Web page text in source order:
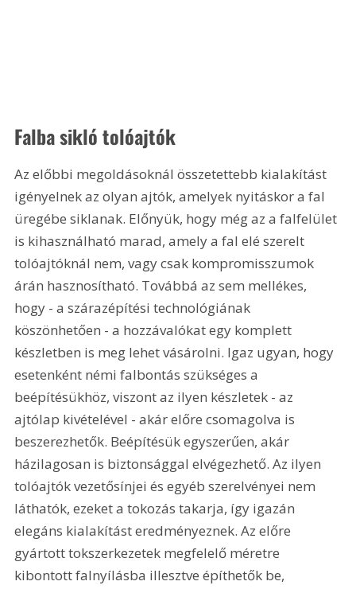
Falba sikló tolóajtók
Az előbbi megoldásoknál összetettebb kialakítást
igényelnek az olyan ajtók, amelyek nyitáskor a fal
üregébe siklanak. Előnyük, hogy még az a falfelület
is kihasználható marad, amely a fal elé szerelt
tolóajtóknál nem, vagy csak kompromisszumok
árán hasznosítható. Továbbá az sem mellékes,
hogy - a szárazépítési technológiának
köszönhetően - a hozzávalókat egy komplett
készletben is meg lehet vásárolni. Igaz ugyan, hogy
esetenként némi falbontás szükséges a
beépítésükhöz, viszont az ilyen készletek - az
ajtólap kivételével - akár előre csomagolva is
beszerezhetők. Beépítésük egyszerűen, akár
házilagosan is biztonsággal elvégezhető. Az ilyen
tolóajtók vezetősínjei és egyéb szerelvényei nem
láthatók, ezeket a tokozás takarja, így igazán
elegáns kialakítást eredményeznek. Az előre
gyártott tokszerkezetek megfelelő méretre
kibontott falnyílásba illesztve építhetők be,